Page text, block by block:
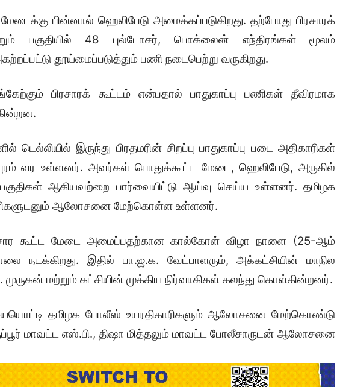
பின்னால் ஹெலிபேடு அமைக்கப்படுகிறது. தற்போது பிரசாரக்
பகுதியில் 48 புல்டோசர், பொக்லைன் எந்திரங்கள் மூலம்
தூய்மைப்படுத்தும் பணி நடைபெற்று வருகிறது.
பிரசாரக் கூட்டம் என்பதால் பாதுகாப்பு பணிகள் தீவிரமாக
டெல்லியில் இருந்து பிரதமரின் சிறப்பு பாதுகாப்பு படை அதிகாரிகள்
வர உள்ளனர். அவர்கள் பொதுக்கூட்ட மேடை, ஹெலிபேடு, அருகில்
பகுதிகள் ஆகியவற்றை பார்வையிட்டு ஆய்வு செய்ய உள்ளனர். தமிழக
ஆலோசனை மேற்கொள்ள உள்ளனர்.
கூட்ட மேடை அமைப்பதற்கான கால்கோள் விழா நாளை (25-ஆம்
நடக்கிறது. இதில் பா.ஜ.க. வேட்பாளரும், அக்கட்சியின் மாநில
மற்றும் கட்சியின் முக்கிய நிர்வாகிகள் கலந்து கொள்கின்றனர்.
தமிழக போலீஸ் உயரதிகாரிகளும் ஆலோசனை மேற்கொண்டு
மாவட்ட எஸ்.பி., திஷா மித்தலும் மாவட்ட போலீசாருடன் ஆலோசனை